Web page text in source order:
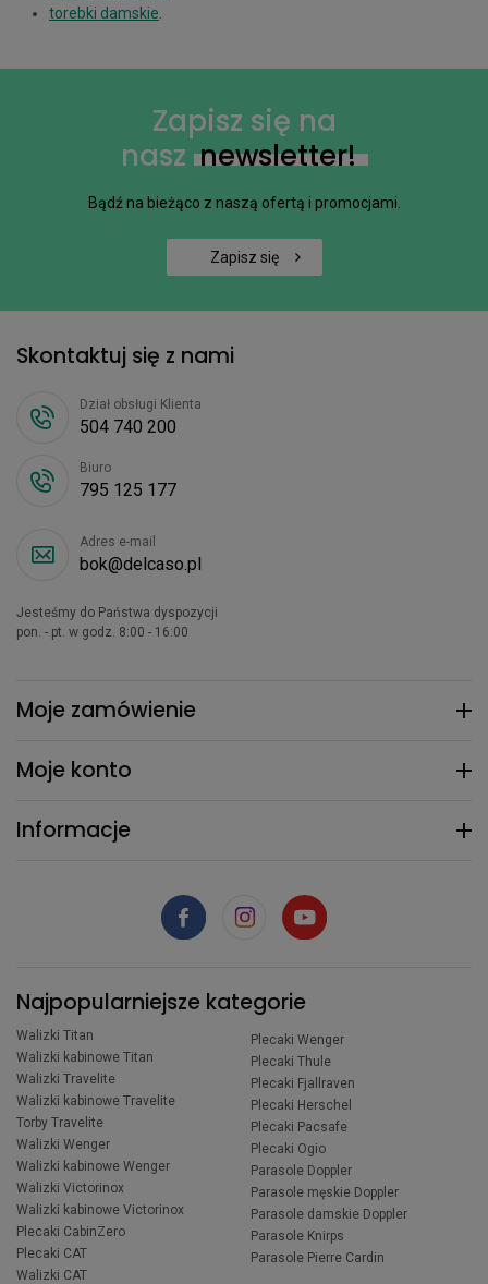
torebki damskie.
Zapisz się na
nasz newsletter!
Bądź na bieżąco z naszą ofertą i promocjami.
Zapisz się
Moje zamówienie
Moje konto
Informacje
Skontaktuj się z nami
Dział obsługi Klienta
504 740 200
Biuro
795 125 177
Adres e-mail
bok@delcaso.pl
Jesteśmy do Państwa dyspozycji
pon. - pt. w godz. 8:00 - 16:00
Najpopularniejsze kategorie
Walizki Titan
Walizki kabinowe Titan
Walizki Travelite
Walizki kabinowe Travelite
Torby Travelite
Walizki Wenger
Walizki kabinowe Wenger
Walizki Victorinox
Walizki kabinowe Victorinox
Plecaki CabinZero
Plecaki CAT
Walizki CAT
Plecaki Wenger
Plecaki Thule
Plecaki Fjallraven
Plecaki Herschel
Plecaki Pacsafe
Plecaki Ogio
Parasole Doppler
Parasole męskie Doppler
Parasole damskie Doppler
Parasole Knirps
Parasole Pierre Cardin